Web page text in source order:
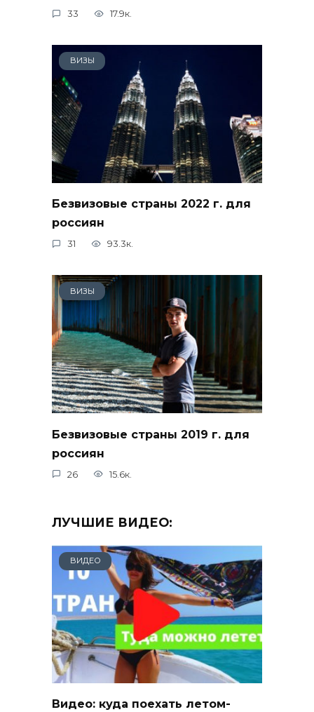
33 17.9к.
ВИЗЫ
Безвизовые страны 2022 г. для
россиян
31 93.3к.
ВИЗЫ
Безвизовые страны 2019 г. для
россиян
26 15.6к.
ЛУЧШИЕ ВИДЕО:
ВИДЕО
Видео: куда поехать летом-